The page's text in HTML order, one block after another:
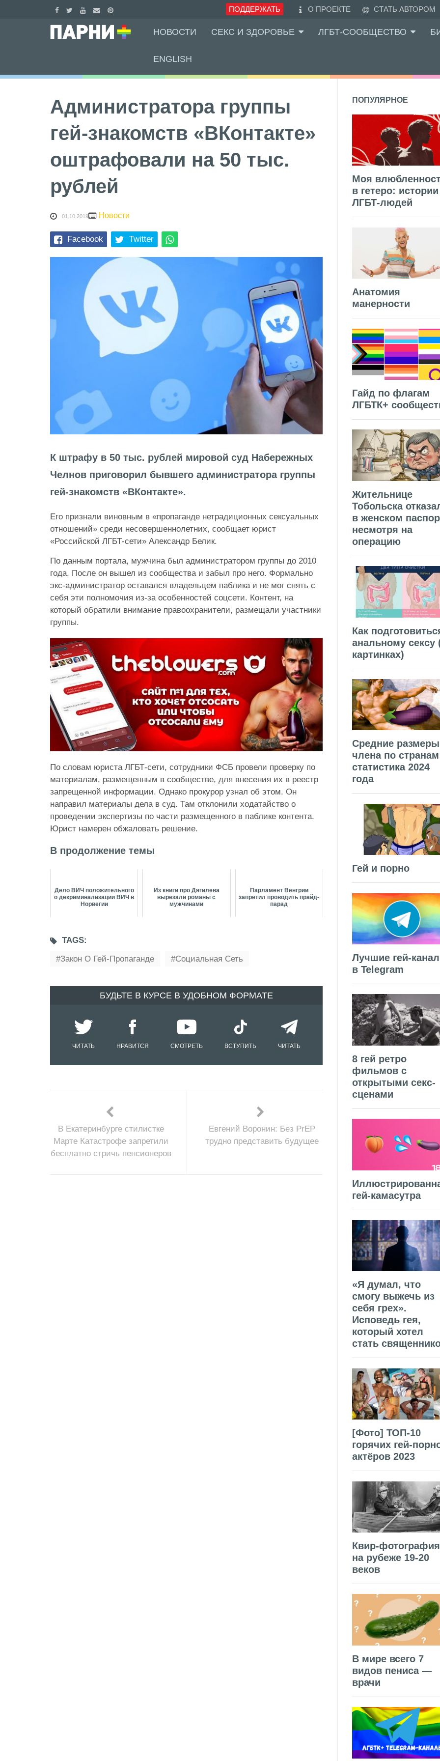
ПОДДЕРЖАТЬ О ПРОЕКТЕ СТАТЬ АВТОРОМ
НОВОСТИ СЕКС И ЗДОРОВЬЕ ЛГБТ-СООБЩЕСТВО
ENGLISH
Администратора группы
гей-знакомств «ВКонтакте»
оштрафовали на 50 тыс.
рублей
01.10.2019 Новости
Facebook Twitter
К штрафу в 50 тыс. рублей мировой суд Набережных
Челнов приговорил бывшего администратора группы
гей-знакомств «ВКонтакте».
Его признали виновным в «пропаганде нетрадиционных сексуальных
отношений» среди несовершеннолетних, сообщает юрист
«Российской ЛГБТ-сети» Александр Белик.
По данным портала, мужчина был администратором группы до 2010
года. После он вышел из сообщества и забыл про него. Формально
экс-администратор оставался владельцем паблика и не мог снять с
себя эти полномочия из-за особенностей соцсети. Контент, на
который обратили внимание правоохранители, размещали участники
группы.
По словам юриста ЛГБТ-сети, сотрудники ФСБ провели проверку по
материалам, размещенным в сообществе, для внесения их в реестр
запрещенной информации. Однако прокурор узнал об этом. Он
направил материалы дела в суд. Там отклонили ходатайство о
проведении экспертизы по части размещенного в паблике контента.
Юрист намерен обжаловать решение.
В продолжение темы
Дело ВИЧ положительного
о декриминализации ВИЧ в
Норвегии
Из книги про Дягилева
вырезали романы с
мужчинами
Парламент Венгрии
запретил проводить прайд-
парад
TAGS:
Закон О Гей-Пропаганде
Социальная Сеть
БУДЬТЕ В КУРСЕ В УДОБНОМ ФОРМАТЕ
ЧИТАТЬ НРАВИТСЯ СМОТРЕТЬ ВСТУПИТЬ ЧИТАТЬ
В Екатеринбурге стилистке
Марте Катастрофе запретили
бесплатно стричь пенсионеров
Евгений Воронин: Без PrEP
трудно представить будущее
ПОПУЛЯРНОЕ
Моя
в гетеро: истории
ЛГБТ-людей
Анатомия
манерности
Гайд по флагам
ЛГБТК+
Жительнице
Тобольска
в женском
несмотря на
операцию
Как
анальному сексу
картинках)
Средние размеры
члена по
статистика 2024
года
Гей и порно
Лучшие гей-
в Telegram
8 гей ретро
фильмов с
открытыми секс-
сценами
гей-камасутра
«Я думал, что
смогу выжечь из
себя грех».
Исповедь гея,
который хотел
стать
[Фото] ТОП-10
горячих гей-
актёров 2023
Квир-фотография
на рубеже 19-20
веков
В мире всего 7
видов пениса —
врачи